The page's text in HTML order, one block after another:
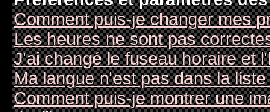
Comment puis-je changer mes
Les heures ne sont pas
J'ai changé le fuseau horaire et
Ma langue n'est pas dans la liste
Comment puis-je montrer une